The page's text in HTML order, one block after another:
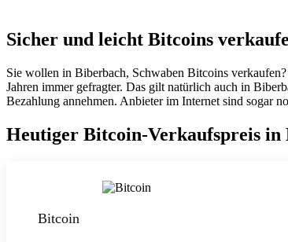
Sicher und leicht Bitcoins
Sie wollen in Biberbach, Schwaben Bitcoins
Jahren immer gefragter. Das gilt natürlich auch in
Bezahlung annehmen. Anbieter im Internet sind sogar
Heutiger Bitcoin-Verkaufspreis in
Bitcoin